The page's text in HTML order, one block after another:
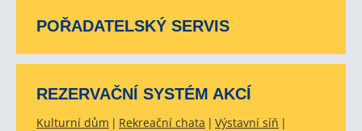
POŘADATELSKÝ SERVIS
REZERVAČNÍ SYSTÉM AKCÍ
Kulturní dům Rekreační chata Výstavní síň